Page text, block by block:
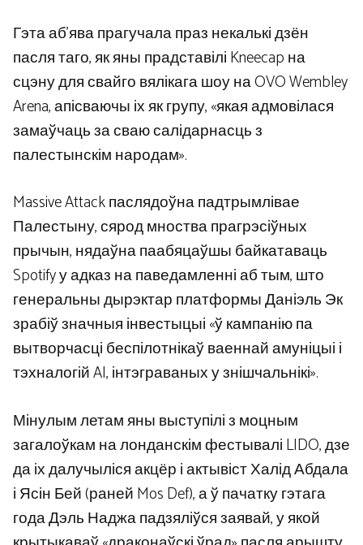
Гэта аб’ява прагучала праз некалькі дзён
пасля таго, як яны прадставілі Kneecap на
сцэну для свайго вялікага шоу на OVO Wembley
Arena, апісваючы іх як групу, «якая адмовілася
замаўчаць за сваю салідарнасць з
палестынскім народам».
Massive Attack паслядоўна падтрымлівае
Палестыну, сярод мноства прагрэсіўных
прычын, нядаўна паабяцаўшы байкатаваць
Spotify у адказ на паведамленні аб тым, што
генеральны дырэктар платформы Даніэль Эк
зрабіў значныя інвестыцыі «ў кампанію па
вытворчасці беспілотнікаў ваеннай амуніцыі і
тэхналогій AI, інтэграваных у знішчальнікі».
Мінулым летам яны выступілі з моцным
загалоўкам на лонданскім фестывалі LIDO, дзе
да іх далучыліся акцёр і актывіст Халід Абдала
і Ясін Бей (раней Mos Def), а ў пачатку гэтага
года Дэль Наджа падзяліўся заявай, у якой